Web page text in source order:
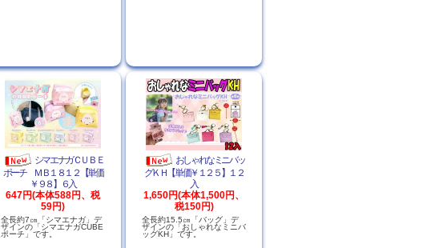
シマエナガＣＵＢＥ
ポーチ ＭＢ１８１２【単価
￥９８】６入
647円(本体588円、税
59円)
全長約7㎝「シマエナガ」デ
ザインの「シマエナガCUBE
ポーチ」です。
おしゃれなミニバッ
グＫＨ【単価￥１２５】１２
入
1,650円(本体1,500円、
税150円)
全長約15.5㎝「バッグ」デ
ザインの「おしゃれなミニバ
ッグKH」です。